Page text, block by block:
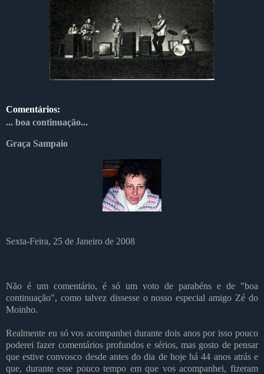
Comentários:
... boa continuação...
Graça Sampaio
Sexta-Feira, 25 de Janeiro de 2008
Não é um comentário, é só um voto de parabéns e de "boa
continuação", como talvez dissesse o nosso especial amigo Zé do
Moinho.
Realmente eu só vos acompanhei durante dois anos por isso pouco
poderei fazer comentários profundos e sérios, mas gosto de pensar
que estive convosco desde antes do dia de hoje há 44 anos atrás e
que, durante esse pouco tempo em que vos acompanhei, fizeram